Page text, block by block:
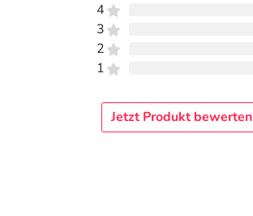
4
3
2
1
Jetzt Produkt bewerten